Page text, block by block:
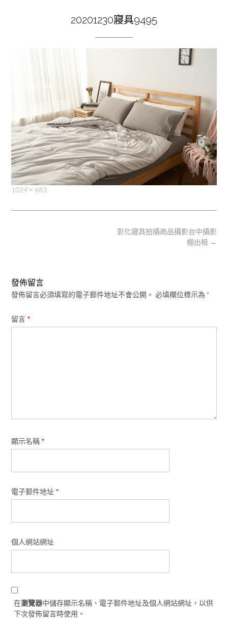
20201230寢具9495
Full
1024 × 683
彰化寢具拍攝商品攝影台中攝影
棚出租 →
發佈留言
發佈留言必須填寫的電子郵件地址不會公開。 必填欄位標示為 *
留言 *
顯示名稱 *
電子郵件地址 *
個人網站網址
在瀏覽器中儲存顯示名稱、電子郵件地址及個人網站網址，以供
下次發佈留言時使用。